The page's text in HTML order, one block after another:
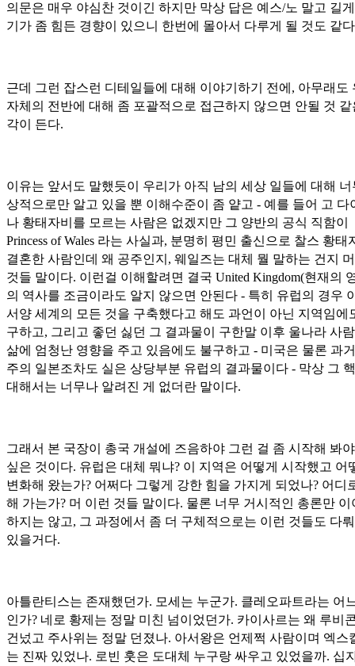
의문은 매우 야심찬 것이긴 하지만 막상 답은 예스/노 말고 길
기가 좀 힘든 경향이 있으니 한번에 몰아서 다루게 될 것도 같
근데 그런 잡스런 디테일들에 대해 이야기하기 전에, 아무래도
자체의 전반에 대해 좀 포괄적으로 접근하지 않으면 안될 것 같
각이 든다.
이유는 앞서도 말했듯이 우리가 아직 남의 세상 일들에 대해 너
상적으로만 알고 있을 뿐 이해수준이 좀 얕고 - 예를 들어 고 다
나 황태자비를 모르는 사람은 없겠지만 그 양반의 공식 직함이
Princess of Wales 라는 사실과, 분명히 평민 출신으로 찰스 황태
결혼한 사람인데 왜 공주인지, 웨일즈는 대체 뭘 말하는 건지
것들 말이다. 이런걸 이해할려면 결국 United Kingdom(현재의
의 역사를 조금이라도 알지 않으면 안된다 - 특히 유럽의 경우
서양 세계의 모든 것을 구축했다고 해도 과언이 아닌 지역임에
구하고, 그리고 좋던 싫던 그 결과물이 구한말 이후 울나라 사
삶에 엄청난 영향을 주고 있음에도 불구하고 - 미국은 물론 과
주의 일본조차도 실은 상당부분 유럽의 결과물이다 - 막상 그
대해서는 너무나 알려진 게 없더란 말이다.
그래서 본 국장이 총국 개설에 즈음하야 그런 걸 좀 시작해 봐
싶은 것이다. 유럽은 대체 뭐냐? 이 지역은 어떻게 시작했고 어
변화해 왔는가? 어쩌다 그렇게 강한 힘을 가지게 되었나? 어디
해 가는가? 머 이런 것들 말이다. 물론 너무 거시적인 총론만 이
하지는 않고, 그 과정에서 좀 더 구체적으로는 이런 것들도 다
있을거다.
아틀란티스는 존재했던가. 모세는 누군가. 클레오파트라는 어
인가? 네로 황제는 정말 미친 넘이었던가. 카이사르는 왜 루비
건넜고 주사위는 정말 던졌나. 아서왕은 언제쩍 사람이며 엑스
는 진짜 있었나. 로빈 훗은 도대체 누구랑 싸우고 있었을까. 십